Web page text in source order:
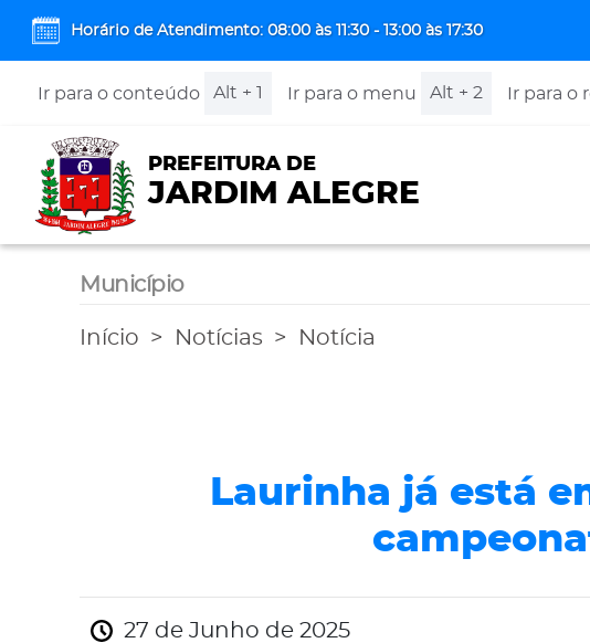
Horário de Atendimento: 08:00 às 11:30 - 13:00 às 17:30
Ir para o conteúdo Alt + 1 Ir para o menu Alt + 2 Ir para o
PREFEITURA DE
JARDIM ALEGRE
Município
Início Notícias Notícia
Laurinha já está
27 de Junho de 2025